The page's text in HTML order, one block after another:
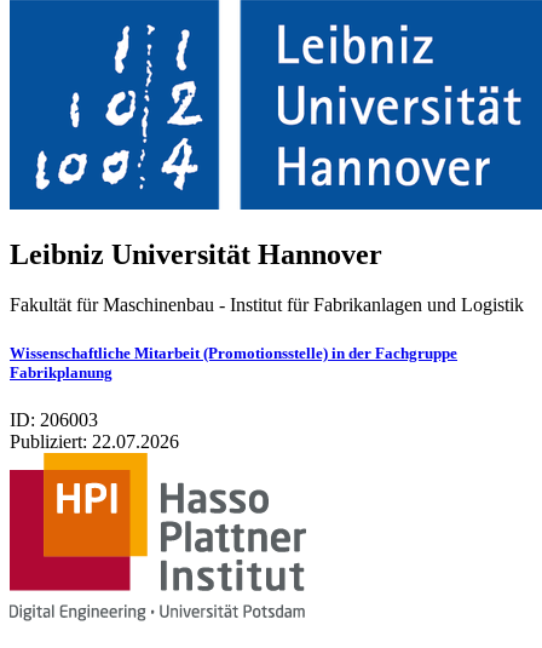
Leib­niz Uni­ver­si­tät Han­no­ver
Fakultät für Maschinenbau - Institut für Fabrikanlagen und Logistik
Wissenschaftliche Mitarbeit (Promotionsstelle) in der Fachgruppe
Fabrikplanung
ID: 206003
Publiziert: 22.07.2026